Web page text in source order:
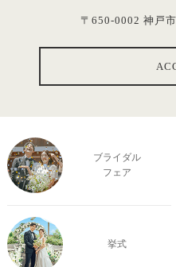
〒650-0002 神戸
ブライダル
フェア
挙式